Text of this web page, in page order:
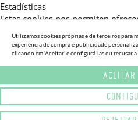
Estadísticas
Estas cookies nos permiten
adaptada a su navegación
personalizadas, énfasis en
consultadas, etc).Al activar esta
más su experiencia.
Publicitarias
Estas cookies permiten a
mensajes específicos y
Utilizamos cookies próprias e de terceiros para
experiência de compra e publicidade
clicando em 'Aceitar' e configurá-las ou recusar
ACEITAR